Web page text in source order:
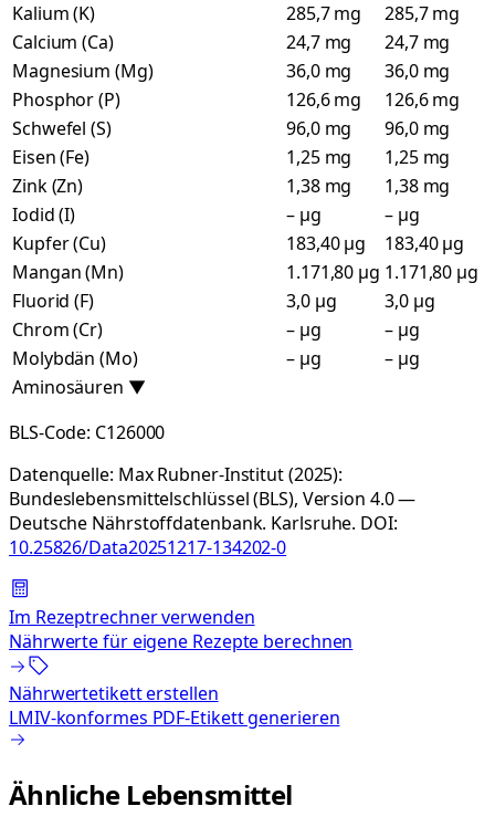
Kalium (K)
285,7 mg
285,7 mg
Calcium (Ca)
24,7 mg
24,7 mg
Magnesium (Mg)
36,0 mg
36,0 mg
Phosphor (P)
126,6 mg
126,6 mg
Schwefel (S)
96,0 mg
96,0 mg
Eisen (Fe)
1,25 mg
1,25 mg
Zink (Zn)
1,38 mg
1,38 mg
Iodid (I)
– µg
– µg
Kupfer (Cu)
183,40 µg
183,40 µg
Mangan (Mn)
1.171,80 µg 1.171,80 µg
Fluorid (F)
3,0 µg
3,0 µg
Chrom (Cr)
– µg
– µg
Molybdän (Mo)
– µg
– µg
Aminosäuren ▼
BLS-Code: C126000
Datenquelle: Max Rubner-Institut (2025):
Bundeslebensmittelschlüssel (BLS), Version 4.0 —
Deutsche Nährstoffdatenbank. Karlsruhe. DOI:
10.25826/Data20251217-134202-0
Im Rezeptrechner verwenden
Nährwerte für eigene Rezepte berechnen
Nährwertetikett erstellen
LMIV-konformes PDF-Etikett generieren
Ähnliche Lebensmittel